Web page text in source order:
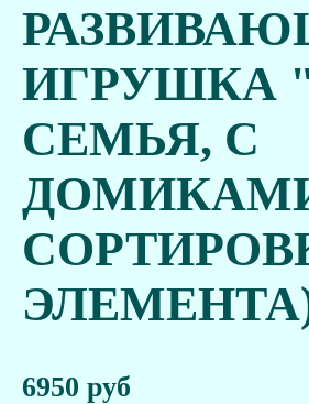
ИГРУШКА
СЕМЬЯ, С
6950 руб